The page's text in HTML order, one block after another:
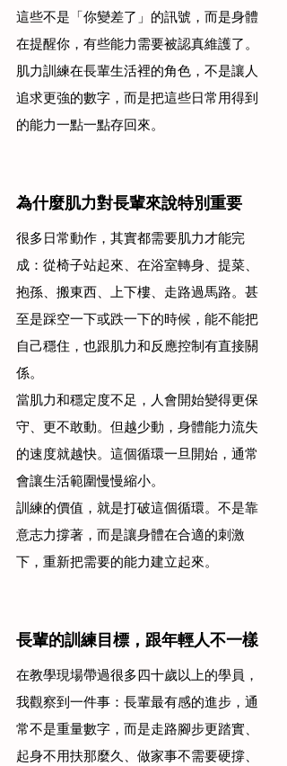
這些不是「你變差了」的訊號，而是身體
在提醒你，有些能力需要被認真維護了。
肌力訓練在長輩生活裡的角色，不是讓人
追求更強的數字，而是把這些日常用得到
的能力一點一點存回來。
為什麼肌力對長輩來說特別重要
很多日常動作，其實都需要肌力才能完
成：從椅子站起來、在浴室轉身、提菜、
抱孫、搬東西、上下樓、走路過馬路。甚
至是踩空一下或跌一下的時候，能不能把
自己穩住，也跟肌力和反應控制有直接關
係。
當肌力和穩定度不足，人會開始變得更保
守、更不敢動。但越少動，身體能力流失
的速度就越快。這個循環一旦開始，通常
會讓生活範圍慢慢縮小。
訓練的價值，就是打破這個循環。不是靠
意志力撐著，而是讓身體在合適的刺激
下，重新把需要的能力建立起來。
長輩的訓練目標，跟年輕人不一樣
在教學現場帶過很多四十歲以上的學員，
我觀察到一件事：長輩最有感的進步，通
常不是重量數字，而是走路腳步更踏實、
起身不用扶那麼久、做家事不需要硬撐、